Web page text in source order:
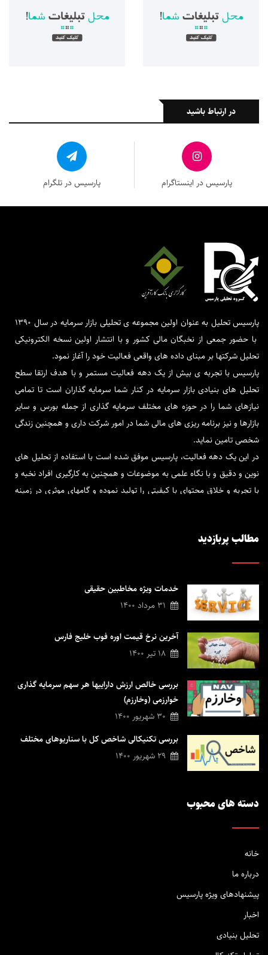
در ارتباط باشید
پارسیس در اینستاگرام پارسیس در تلگرام
پارسیس تحلیل به عنوان اولین مجموعه ی تحلیلی بازار سرمایه در سال 1390
با حضور جمعی از نخبگان مالی کشور و با انتشار اولین نسخه الکترونیکی
تحلیل شرکتها بر مبنای داده های واقعی فعالیت خود را آغاز نمود.
پارسیس با تجربه ی بیش از یک دهه فعالیت مستمر و با هدف ارتقا سطح
تحلیل های بنیادی بازار سرمایه در کنار شما سرمایه گذاران است تا تمامی
نیازهای شما را در حوزه های مختلف سرمایه گذاری از جمله بورس و سایر
بازارها و نیز برنامه ریزی های مالی شما در امور شرکت داری و همچنین زندگی
شخصی تامین نماید.
در این یک دهه فعالیت، پارسیس موفق شده است با استفاده از تحلیل های
نوین و دقیق و با نگاه علمی به موضوعات و همچنین به کارگیری افراد نخبه و
با تجربه و خلاق محتوای با کیفیتی را تولید نموده و گامهای موثری در زمینه
کمترین زمان در اختیار شما قرار دهد و در جهت پیشرفت مالی و بازدهی
حوزه های فعالیت و خدماتی كه این شركت ارائه می كند در اختیار فعالین
بازار سرمایه قرار گیرد تا با ارتباطی سازنده با مشتریان گام های بلندتری
برداشته و زمینه خدمت رسانی بهتر فراهم گردد.
اگر در طول زندگی خود سخت کار کرده اید و پس انداز کرده اید ، ما با ارائه ی
تحلیل های خود به شما کمک می کنیم تا مدیریت ایده آل دارایی و نیز بهره
های ترقی در حوزه مالی و زندگی را تجربه نمائید.
مطالب پربازدید
خدمات ویژه مخاطبین حقیقی
31 مرداد 1400
آخرین نرخ قیمت اوره فوب خلیج فارس
18 تیر 1400
بررسی خالص ارزش داراییها هر سهم سرمایه گذاری
خوارزمی (وخارزم)
30 شهریور 1400
بررسی تکنیکالی شاخص کل با سناریوهای مختلف
29 شهریور 1400
دسته های محبوب
خانه
درباره ما
پیشنهادهای ویژه پارسیس
اخبار
تحلیل بنیادی